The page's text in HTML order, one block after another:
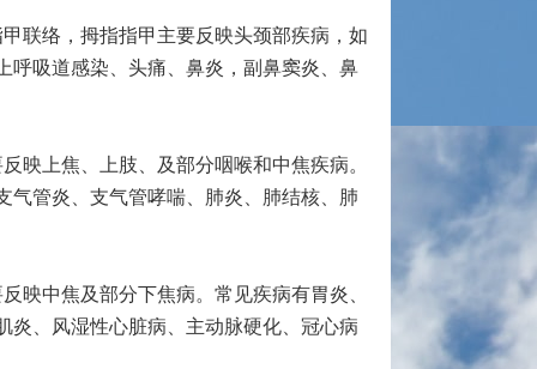
联络，拇指指甲主要反映头颈部疾病，如
呼吸道感染、头痛、鼻炎，副鼻窦炎、鼻
映上焦、上肢、及部分咽喉和中焦疾病。
气管炎、支气管哮喘、肺炎、肺结核、肺
映中焦及部分下焦病。常见疾病有胃炎、
炎、风湿性心脏病、主动脉硬化、冠心病